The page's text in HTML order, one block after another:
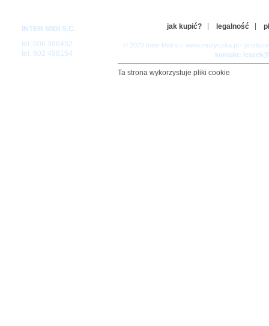
INTER MIDI S.C.
tel: 606 366452
tel: 602 498154
jak kupić? legalność
© 2023 Inter-Midi s.c www.muzyczka.pl -
kontakt:
Ta strona wykorzystuje pliki cookie